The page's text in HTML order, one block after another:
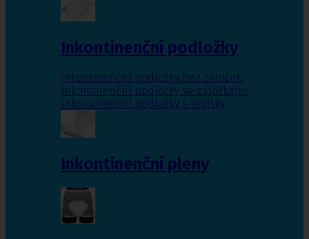
Inkontinenční podložky
Inkontinenční podložky bez záložek,
Inkontinenční podložky se záložkami,
Inkontinenční podložky s lepítky
Inkontinenční pleny